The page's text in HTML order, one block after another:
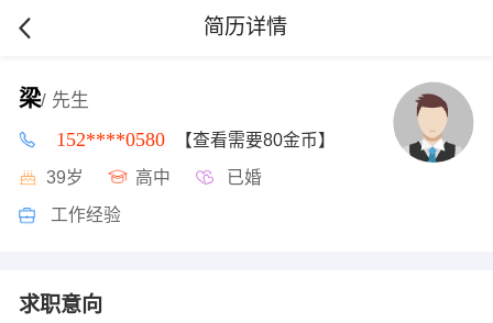
简历详情
梁/ 先生
152****0580 【查看需要80金币】
39岁 高中 已婚
工作经验
求职意向